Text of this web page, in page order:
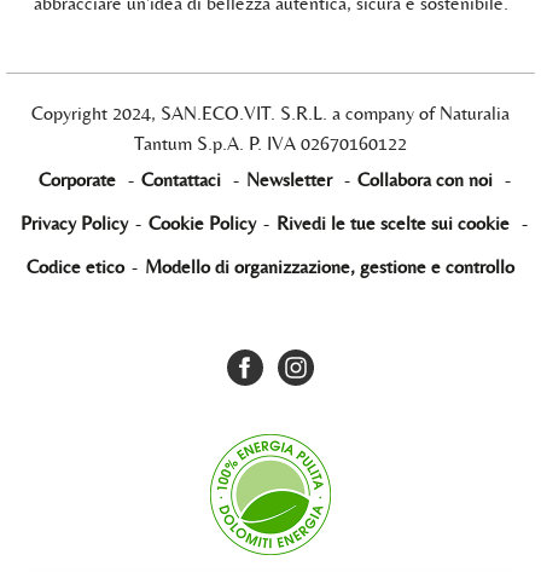
Copyright 2024, SAN.ECO.VIT. S.R.L. a company of Naturalia
Tantum S.p.A. P. IVA 02670160122
Corporate - Contattaci - Newsletter - Collabora con noi -
Privacy Policy - Cookie Policy - Rivedi le tue scelte sui cookie -
Codice etico - Modello di organizzazione, gestione e controllo